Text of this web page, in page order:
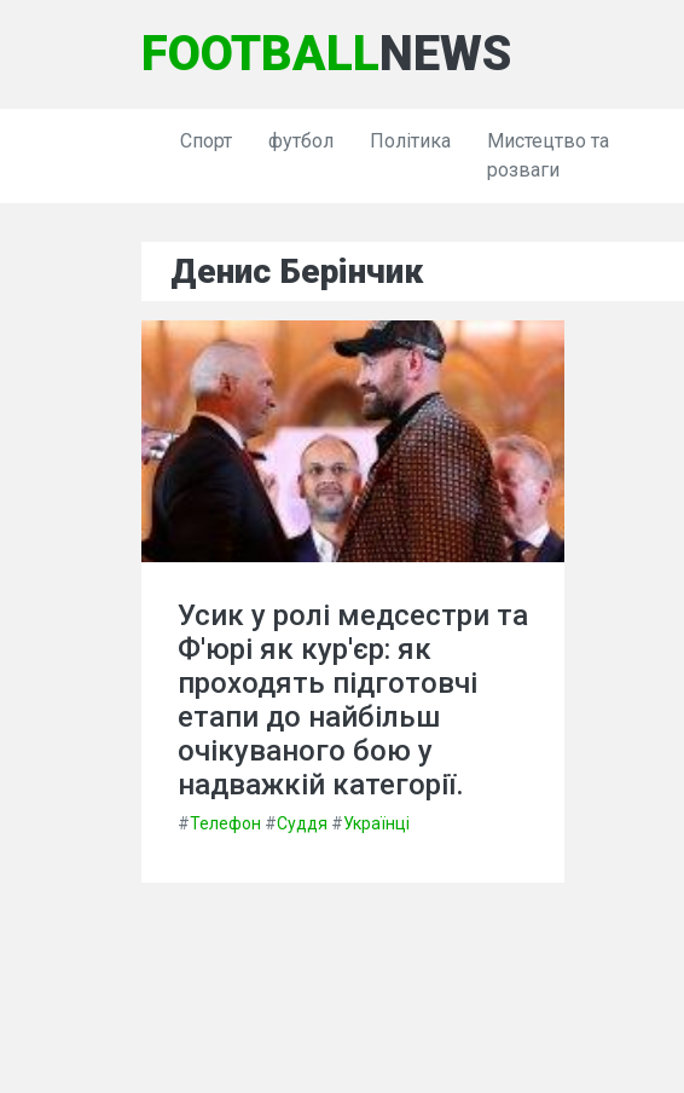
FOOTBALLNEWS
Спорт футбол Політика
Мистецтво та
розваги
Денис Берінчик
Усик у ролі медсестри та
Ф'юрі як кур'єр: як
проходять підготовчі
етапи до найбільш
очікуваного бою у
надважкій категорії.
#Телефон #Суддя #Українці